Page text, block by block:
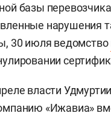
базы
нарушения
30 июля ведомство
власти Удмуртии
«Ижавиа»